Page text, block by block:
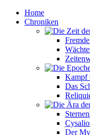
Home
Chroniken
Kampf
Das
Der